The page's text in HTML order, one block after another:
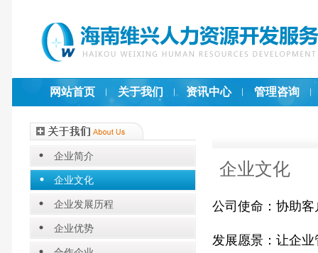
网站首页 关于我们 资讯中心 管理咨询
企业文化
公司使命：协助
发展愿景：让企
企业简介
企业文化
企业发展历程
企业优势